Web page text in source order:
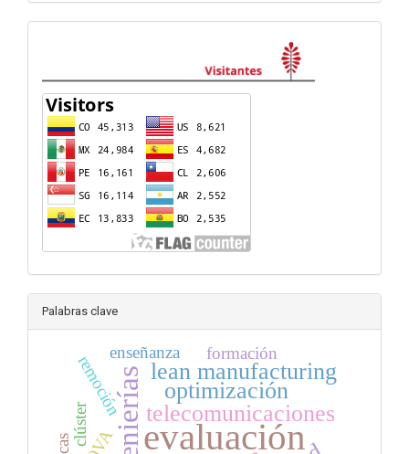
Palabras clave
evaluación
telecomunicaciones
optimización
lean manufacturing
formación
remoción
clúster
enseñanza